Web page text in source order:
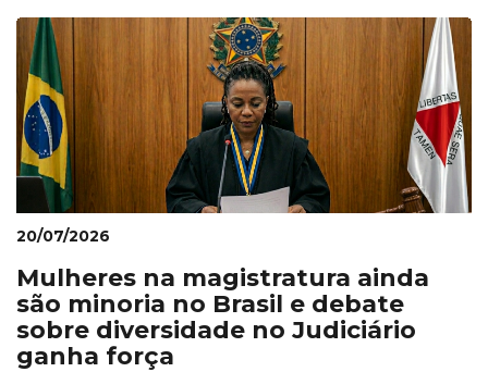
20/07/2026
Mulheres na magistratura ainda
são minoria no Brasil e debate
sobre diversidade no Judiciário
ganha força